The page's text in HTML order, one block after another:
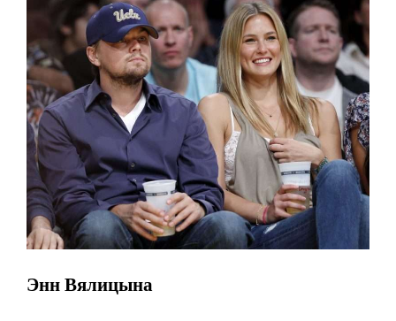
Энн Вялицына